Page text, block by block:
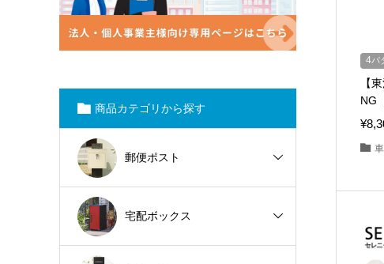
4パ
【
NG
商品カテゴリから探す
郵便ポスト
宅配ボックス